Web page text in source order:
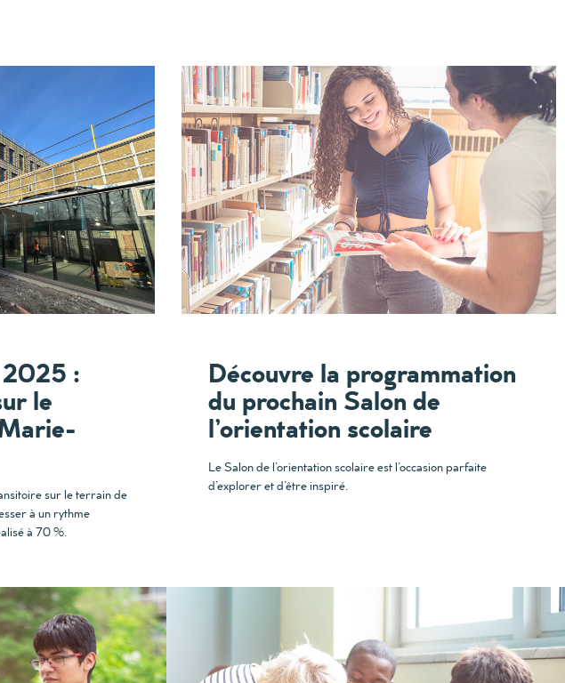
:
le
sur le terrain de
à un rythme
à 70 %.
Découvre la programmation
du prochain Salon de
l’orientation scolaire
Le Salon de l’orientation scolaire est l’occasion parfaite
d’explorer et d’être inspiré.